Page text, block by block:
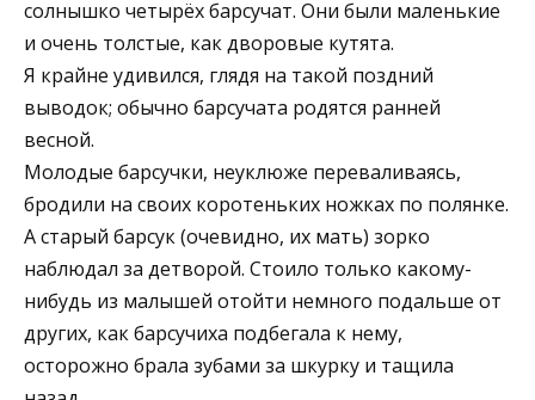
солнышко четырёх барсучат. Они были маленькие
и очень толстые, как дворовые кутята.
Я крайне удивился, глядя на такой поздний
выводок; обычно барсучата родятся ранней
весной.
Молодые барсучки, неуклюже переваливаясь,
бродили на своих коротеньких ножках по полянке.
А старый барсук (очевидно, их мать) зорко
наблюдал за детворой. Стоило только какому-
нибудь из малышей отойти немного подальше от
других, как барсучиха подбегала к нему,
осторожно брала зубами за шкурку и тащила